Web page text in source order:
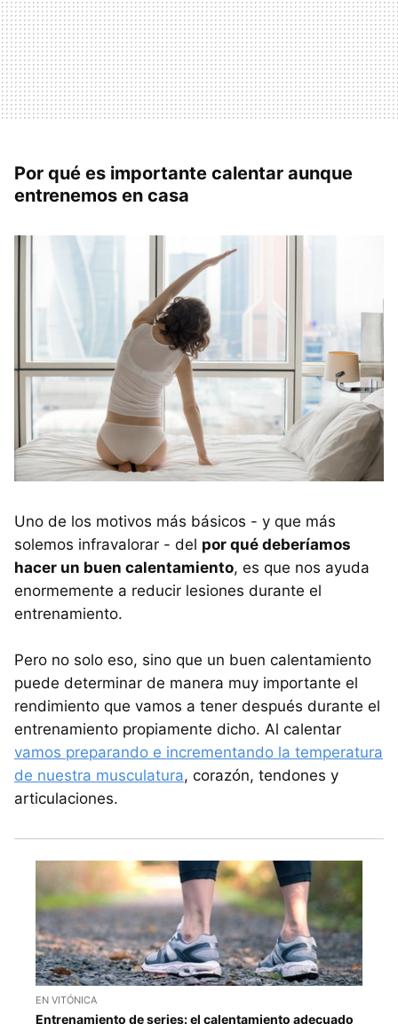
Por qué es importante calentar aunque
entrenemos en casa
Uno de los motivos más básicos - y que más
solemos infravalorar - del por qué deberíamos
hacer un buen calentamiento, es que nos ayuda
enormemente a reducir lesiones durante el
entrenamiento.
Pero no solo eso, sino que un buen calentamiento
puede determinar de manera muy importante el
rendimiento que vamos a tener después durante el
entrenamiento propiamente dicho. Al calentar
vamos preparando e incrementando la temperatura
de nuestra musculatura, corazón, tendones y
articulaciones.
EN VITÓNICA
Entrenamiento de series: el calentamiento adecuado